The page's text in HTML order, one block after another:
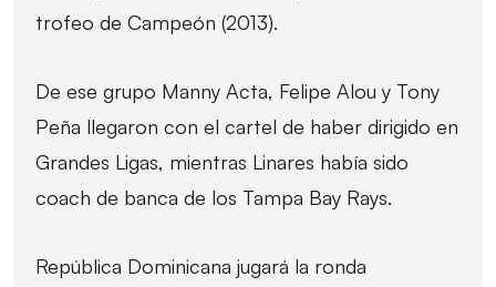
trofeo de Campeón (2013).
De ese grupo Manny Acta, Felipe Alou y Tony
Peña llegaron con el cartel de haber dirigido en
Grandes Ligas, mientras Linares había sido
coach de banca de los Tampa Bay Rays.
República Dominicana jugará la ronda